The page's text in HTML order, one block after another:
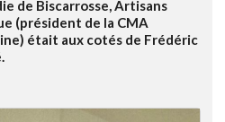
de Biscarrosse, Artisans
(président de la CMA
était aux cotés de Frédéric